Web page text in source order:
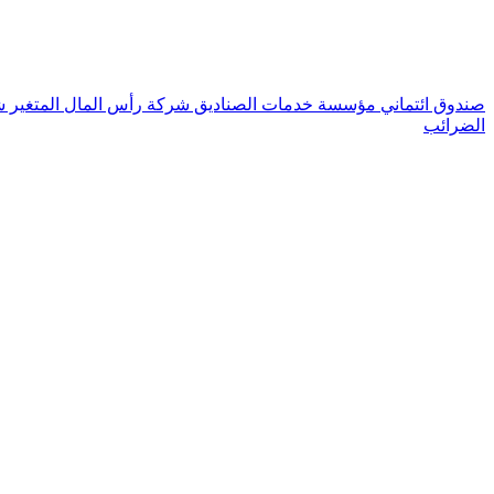
صندوق ائتماني مؤسسة خدمات الصناديق شركة رأس المال المتغير
الضرائب